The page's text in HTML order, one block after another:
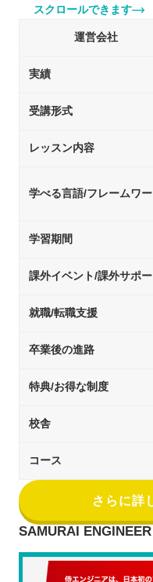
スクロールできます
運営会社
実績
受講形式
レッスン内容
学べる言語/フレームワー
学習期間
課外イベント/課外サポー
就職/転職支援
卒業後の進路
特典/お得な制度
校舎
コース
さらに詳
SAMURAI